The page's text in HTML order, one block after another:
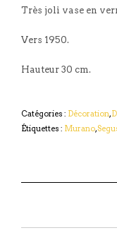
Très joli vase en
Vers 1950.
Hauteur 30 cm.
Catégories : Décoration,
Étiquettes : Murano,